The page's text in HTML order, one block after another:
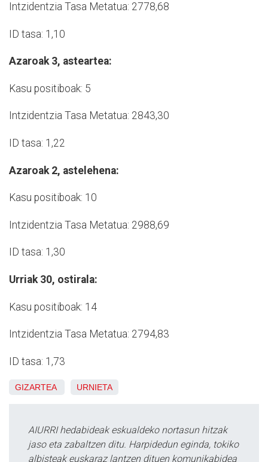
Intzidentzia Tasa Metatua: 2778,68
ID tasa: 1,10
Azaroak 3, asteartea:
Kasu positiboak: 5
Intzidentzia Tasa Metatua: 2843,30
ID tasa: 1,22
Azaroak 2, astelehena:
Kasu positiboak: 10
Intzidentzia Tasa Metatua: 2988,69
ID tasa: 1,30
Urriak 30, ostirala:
Kasu positiboak: 14
Intzidentzia Tasa Metatua: 2794,83
ID tasa: 1,73
GIZARTEA URNIETA
AIURRI hedabideak eskualdeko nortasun hitzak
jaso eta zabaltzen ditu. Harpidedun eginda, tokiko
albisteak euskaraz lantzen dituen komunikabidea